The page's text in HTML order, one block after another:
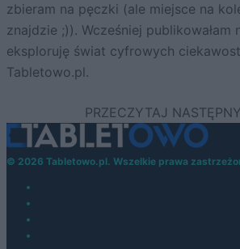
zbieram na pęczki (ale miejsce na
znajdzie ;)). Wcześniej publikowałam
eksploruję świat cyfrowych
Tabletowo.pl.
© 2026 Tabletowo.pl. Wszelkie prawa